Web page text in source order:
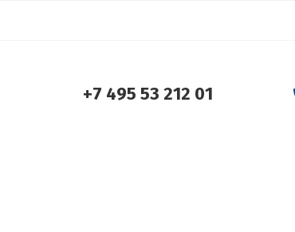
+7 495 53 212 01